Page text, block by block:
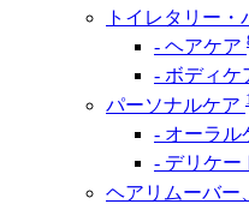
トイレタリー・
- ヘアケア
- ボディケ
パーソナルケア
- オーラル
- デリケー
ヘアリムーバー